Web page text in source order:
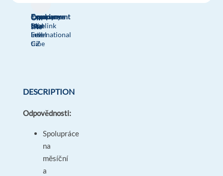
Company
Bluelink
International
CZ
Employment
type
Full
time
Experience
Mid
Level
On-
site
DESCRIPTION
Odpovědnosti:
Spolupráce
na
měsíční
a